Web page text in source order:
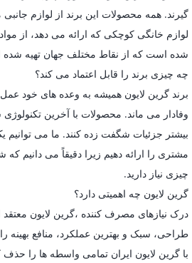
گیرند. همه محصولات این برند از لوازم جانبی
لوازم خانگی کوچکی که ارائه می دهد، از مواد
شده است که از نقاط مختلف جهان تهیه
چه چیزی برند را قابل اعتماد می کند؟
برند گرین لایون همیشه به وعده های خود
وفادار می ماند. محصولات با آخرین تکنولوژی
بیشتر جزئیات شگفت زده کنند. ما می توانیم
مشتری را ارائه دهیم زیرا دقیقاً می دانیم
چیزی نیاز دارید.
گرین لایون چه اهمیتی دارد؟
درک نیازهای مصرف کننده ،گرین لایون
طراحی، سبک و بهترین عملکرد، منافع بهینه
با گرین لایون ایران تمامی واسطه ها را